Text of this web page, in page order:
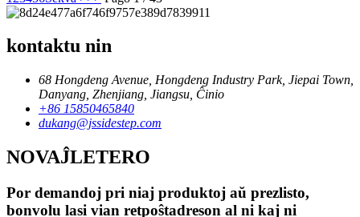
kontaktu nin
68 Hongdeng Avenue, Hongdeng Industry Park, Jiepai Town,
Danyang, Zhenjiang, Jiangsu, Ĉinio
+86 15850465840
dukang@jssidestep.com
NOVAĴLETERO
Por demandoj pri niaj produktoj aŭ prezlisto,
bonvolu lasi vian retpoŝtadreson al ni kaj ni